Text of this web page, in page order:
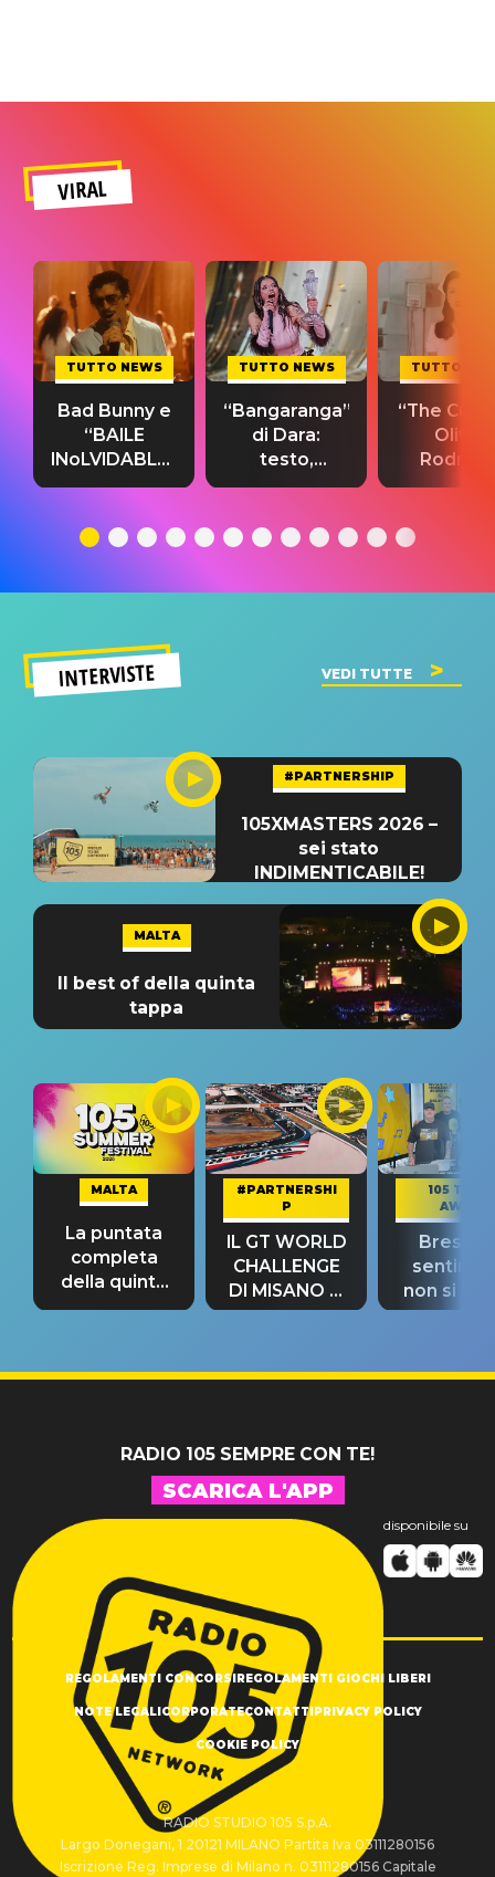
VIRAL
TUTTO NEWS
Bad Bunny e
“BAILE
INoLVIDABLE”:
testo,
significato
TUTTO NEWS
“Bangaranga”
di Dara:
testo,
traduzione e
del singolo
TUTTO
“The
Olivia
testo,
INTERVISTE VEDI TUTTE
#PARTNERSHIP
105XMASTERS 2026 –
sei stato
INDIMENTICABILE!
MALTA
Il best of della quinta
tappa
MALTA
La puntata
completa
della quinta
tappa
#PARTNERSHI
P
IL GT WORLD
CHALLENGE
DI MISANO si
riconferma
105 TAKE
AWAY
Bresh:
non si
fino alla
RADIO 105 SEMPRE CON TE!
SCARICA L'APP
disponibile su
REGOLAMENTI CONCORSIREGOLAMENTI GIOCHI LIBERI
NOTE LEGALICORPORATECONTATTIPRIVACY POLICY
COOKIE POLICY
RADIO STUDIO 105 S.p.A.
Largo Donegani, 1 20121 MILANO Partita Iva 03111280156
Iscrizione Reg. Imprese di Milano n. 03111280156 Capitale